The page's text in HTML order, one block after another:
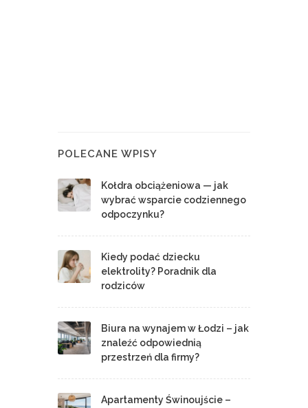
POLECANE WPISY
Kołdra obciążeniowa — jak
wybrać wsparcie codziennego
odpoczynku?
Kiedy podać dziecku
elektrolity? Poradnik dla
rodziców
Biura na wynajem w Łodzi – jak
znaleźć odpowiednią
przestrzeń dla firmy?
Apartamenty Świnoujście –